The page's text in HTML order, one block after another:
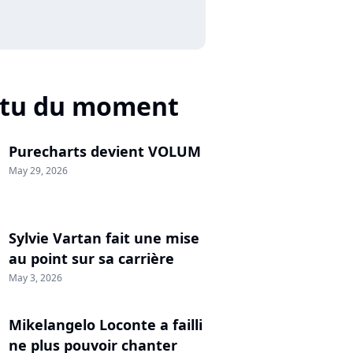
du moment
Purecharts devient VOLUM
May 29, 2026
Sylvie Vartan fait une mise
au point sur sa carrière
May 3, 2026
Mikelangelo Loconte a failli
ne plus pouvoir chanter